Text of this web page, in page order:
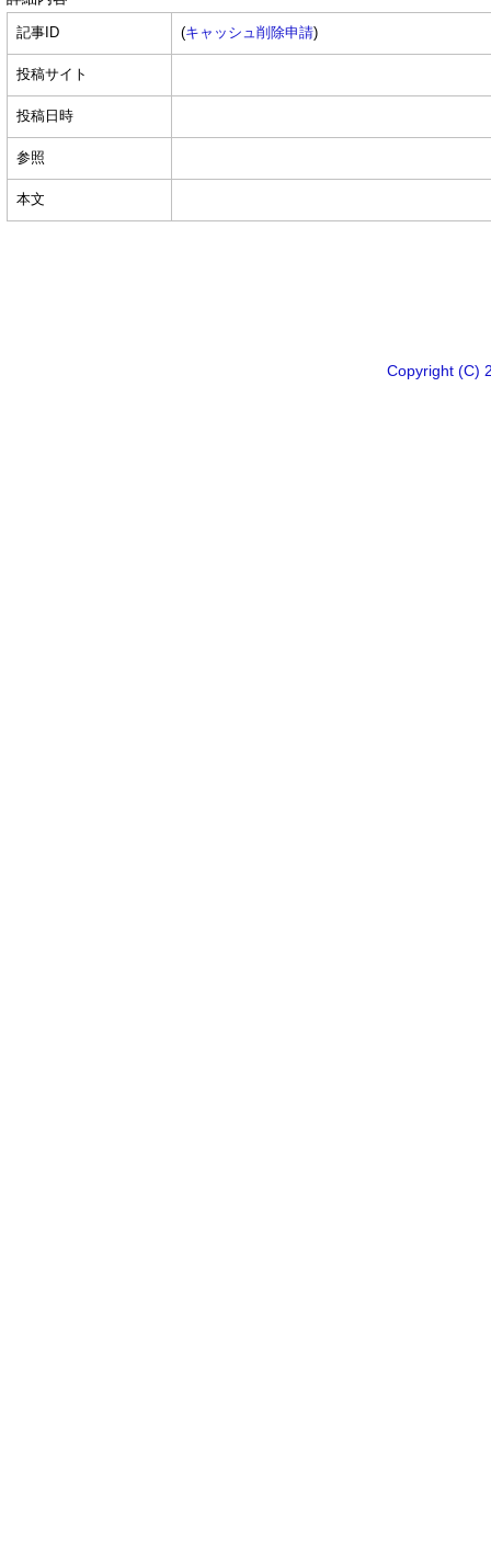
記事ID (キャッシュ削除申請)
投稿サイト
投稿日時
参照
本文
Copyright (C)